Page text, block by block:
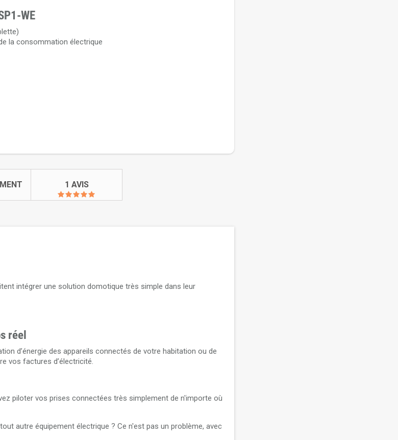
WE
la consommation électrique
1 AVIS
intégrer une solution domotique très simple dans leur
réel
d’énergie des appareils connectés de votre habitation ou de
vos factures d’électricité.
piloter vos prises connectées très simplement de n'importe où
autre équipement électrique ? Ce n'est pas un problème, avec